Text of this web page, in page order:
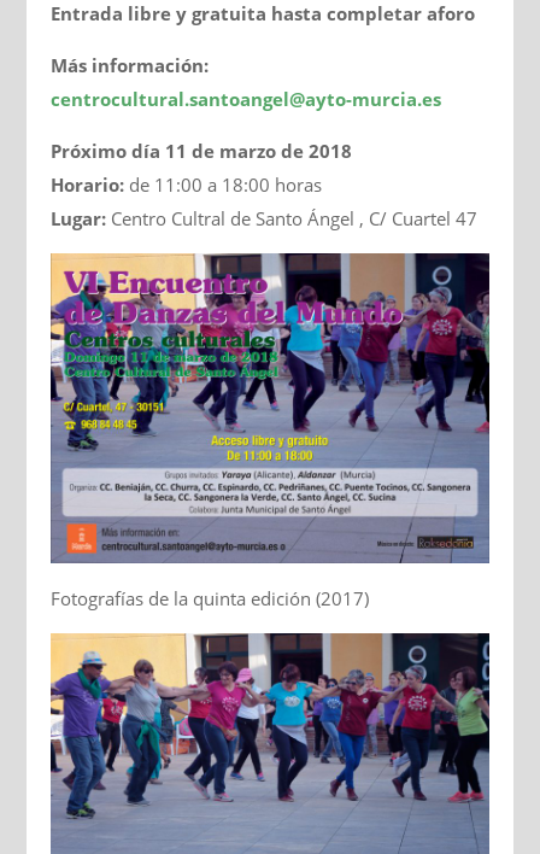
Entrada libre y gratuita hasta completar aforo
Más información:
centrocultural.santoangel@ayto-murcia.es
Próximo día 11 de marzo de 2018
Horario: de 11:00 a 18:00 horas
Lugar: Centro Cultral de Santo Ángel , C/ Cuartel 47
Fotografías de la quinta edición (2017)